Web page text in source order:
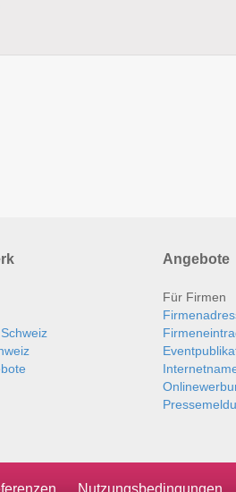
Angebote
Für Firmen
Nutzungsbedingungen